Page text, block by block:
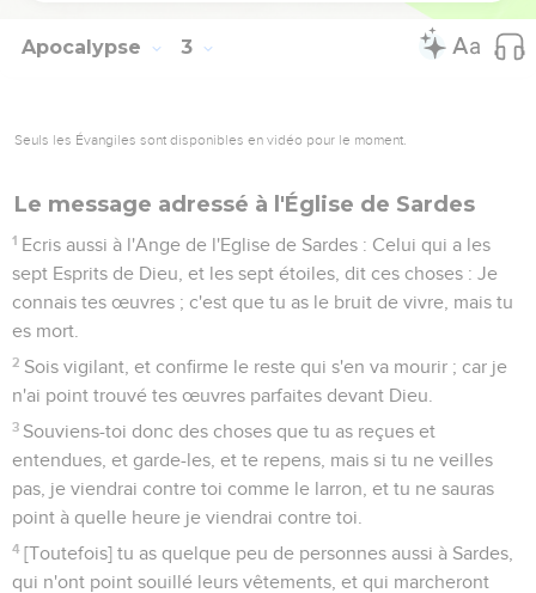
Apocalypse 3
Seuls les Évangiles sont disponibles en vidéo pour le moment.
Le message adressé à l'Église de Sardes
1 Ecris aussi à l'Ange de l'Eglise de Sardes : Celui qui a les
sept Esprits de Dieu, et les sept étoiles, dit ces choses : Je
connais tes œuvres ; c'est que tu as le bruit de vivre, mais tu
es mort.
2 Sois vigilant, et confirme le reste qui s'en va mourir ; car je
n'ai point trouvé tes œuvres parfaites devant Dieu.
3 Souviens-toi donc des choses que tu as reçues et
entendues, et garde-les, et te repens, mais si tu ne veilles
pas, je viendrai contre toi comme le larron, et tu ne sauras
point à quelle heure je viendrai contre toi.
4 [Toutefois] tu as quelque peu de personnes aussi à Sardes,
qui n'ont point souillé leurs vêtements, et qui marcheront